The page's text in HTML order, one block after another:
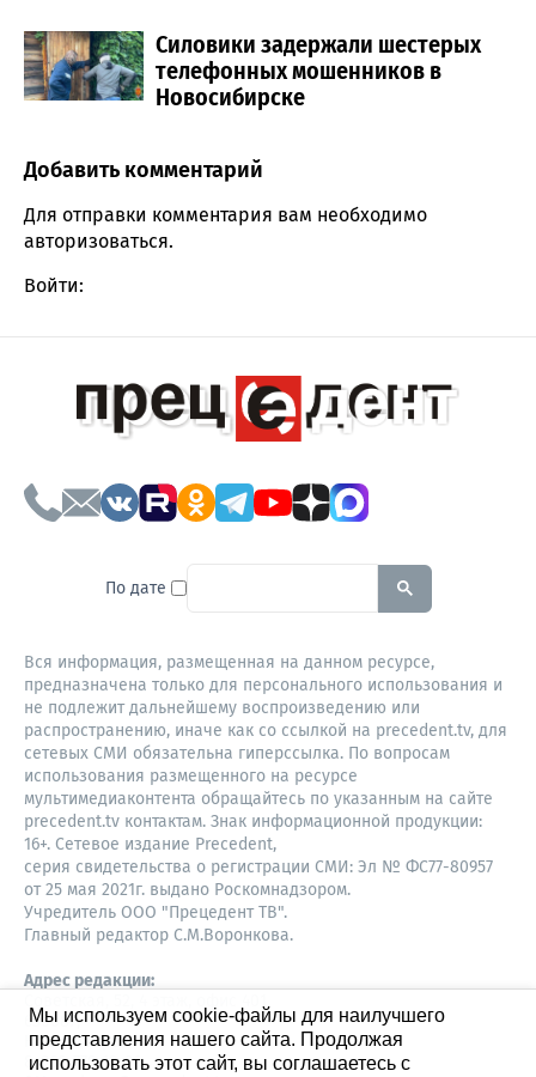
Силовики задержали шестерых
телефонных мошенников в
Новосибирске
Comment section
Добавить комментарий
Для отправки комментария вам необходимо
авторизоваться.
Войти:
По дате To search this site, enter a
Вся информация, размещенная на данном ресурсе,
предназначена только для персонального использования и
не подлежит дальнейшему воспроизведению или
распространению, иначе как со ссылкой на precedent.tv, для
сетевых СМИ обязательна гиперссылка. По вопросам
использования размещенного на ресурсе
мультимедиаконтента обращайтесь по указанным на сайте
precedent.tv контактам. Знак информационной продукции:
16+. Сетевое издание Precedent,
серия свидетельства о регистрации СМИ: Эл № ФС77-80957
от 25 мая 2021г. выдано Роскомнадзором.
Учредитель ООО "Прецедент ТВ".
Главный редактор С.М.Воронкова.
Адрес редакции:
630087,
Новосибирск
8-960-779-12-96,
Мы используем cookie-файлы для наилучшего
представления нашего сайта. Продолжая
использовать этот сайт, вы соглашаетесь с